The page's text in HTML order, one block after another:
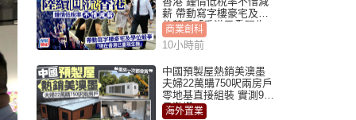
薪 帶動寫字樓豪宅及學
位競爭「香港已重現生
機」
商業創科
10小時前
中國預製屋熱銷美澳墨
夫婦22萬購750呎兩房戶
零地基直接組裝 實測9個
月激讚
海外置業